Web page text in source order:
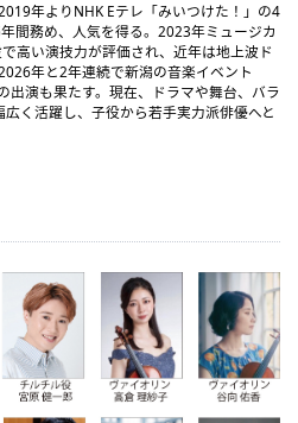
年よりNHK Eテレ「みいつけた！」の4
間務め、人気を得る。2023年ミュージカ
高い演技力が評価され、近年は地上波ド
年と2年連続で新潟の音楽イベント
出演も果たす。現在、ドラマや舞台、バラ
く活躍し、子役から若手実力派俳優へと